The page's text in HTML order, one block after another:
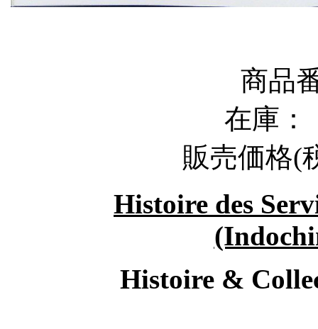
商品
在庫
販売価格(
Histoire des
Histoire &